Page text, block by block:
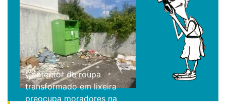
Contentor de roupa
transformado em lixeira
preocupa moradores na